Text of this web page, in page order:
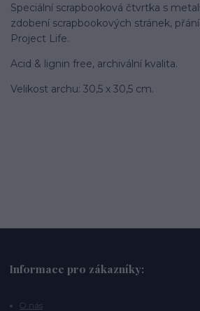
Speciální scrapbooková čtvrtka s
zdobení scrapbookových stránek,
Project Life.
Acid & lignin free, archivální kvalita.
Velikost archu: 30,5 x 30,5 cm.
Informace pro zákazníky:
O nás